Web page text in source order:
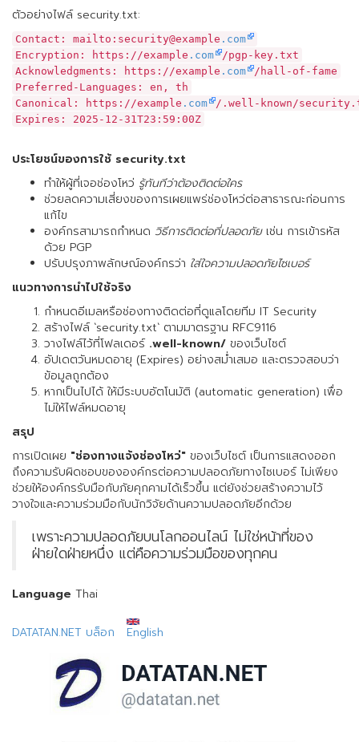
ตัวอย่างไฟล์ security.txt:
Contact: mailto:security@example .com
Encryption: https://example .com
/pgp-key.txt
Acknowledgments: https://example .com
/hall-of-fame
Preferred-Languages: en, th
Canonical: https://example .com
/.well-known/
Expires: 2025-12-31T23:59:00Z
ประโยชน์ของการใช้ security.txt
ทำให้ผู้ที่เจอช่องโหว่ รู้ทันทีว่าต้องติดต่อใคร
ช่วยลดความเสี่ยงของการเผยแพร่ช่องโหว่ต่อสาธารณะก่อนการ
แก้ไข
องค์กรสามารถกำหนด วิธีการติดต่อที่ปลอดภัยเช่น การเข้ารหัส
ด้วย PGP
ปรับปรุงภาพลักษณ์องค์กรว่า ใส่ใจความปลอดภัยไซเบอร์
แนวทางการนำไปใช้จริง
กำหนดอีเมลหรือช่องทางติดต่อที่ดูแลโดยทีม IT Security
สร้างไฟล์ `security.txt` ตามมาตรฐาน RFC9116
วางไฟล์ไว้ที่โฟลเดอร์ .well-known/ ของเว็บไซต์
อัปเดตวันหมดอายุ (Expires) อย่างสม่ำเสมอ และตรวจสอบว่า
ข้อมูลถูกต้อง
หากเป็นไปได้ ให้มีระบบอัตโนมัติ (automatic generation) เพื่อ
ไม่ให้ไฟล์หมดอายุ
สรุป
การเปิดเผย "ช่องทางแจ้งช่องโหว่" ของเว็บไซต์ เป็นการแสดงออก
ถึงความรับผิดชอบขององค์กรต่อความปลอดภัยทางไซเบอร์ ไม่เพียง
ช่วยให้องค์กรรับมือกับภัยคุกคามได้เร็วขึ้น แต่ยังช่วยสร้างความไว้
วางใจและความร่วมมือกับนักวิจัยด้านความปลอดภัยอีกด้วย
เพราะความปลอดภัยบนโลกออนไลน์ ไม่ใช่หน้าที่ของ
ฝ่ายใดฝ่ายหนึ่ง แต่คือความร่วมมือของทุกคน
Language Thai
DATATAN.NET บล็อก English